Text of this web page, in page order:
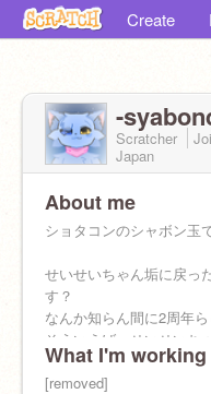
Create
-
Scratcher
Japan
About me
ショタコンのシャボン玉
せいせいちゃん垢に戻っ
す？
なんか知らん間に2周年
そういえば、せいせいち
What I'm
[removed]